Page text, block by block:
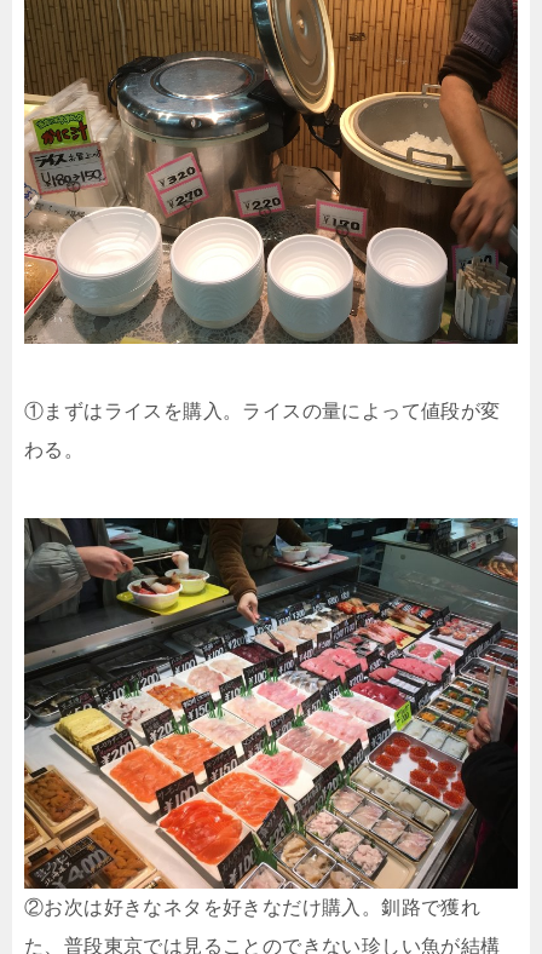
①まずはライスを購入。ライスの量によって値段が変
わる。
②お次は好きなネタを好きなだけ購入。釧路で獲れ
た、普段東京では見ることのできない珍しい魚が結構